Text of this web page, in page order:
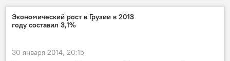
Экономический рост в Грузии в 2013
году составил 3,1%
30 января 2014, 20:15